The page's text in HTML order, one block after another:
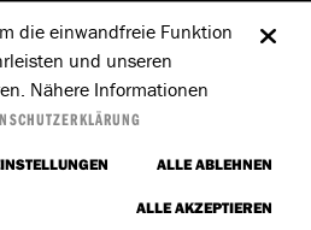
die einwandfreie Funktion
und unseren
Nähere Informationen
ALLE ABLEHNEN
ALLE AKZEPTIEREN